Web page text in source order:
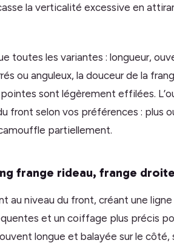
la verticalité excessive en
toutes les variantes : longueur,
ou anguleux, la douceur de la
sont légèrement effilées.
front selon vos préférences : plus
partiellement.
frange rideau, frange
au niveau du front, créant une
et un coiffage plus précis
longue et balayée sur le côté,